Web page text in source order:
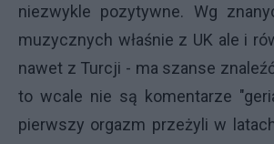
niezwykle pozytywne. Wg
muzycznych właśnie z UK ale i
nawet z Turcji - ma szanse
to wcale nie są komentarze
pierwszy orgazm przeżyli w